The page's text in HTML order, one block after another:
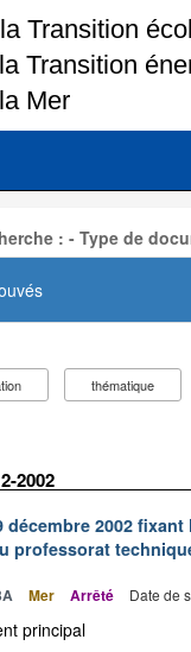
: - Type de
thématique
2002
décembre 2002
professorat
Mer Arrêté Date de
principal